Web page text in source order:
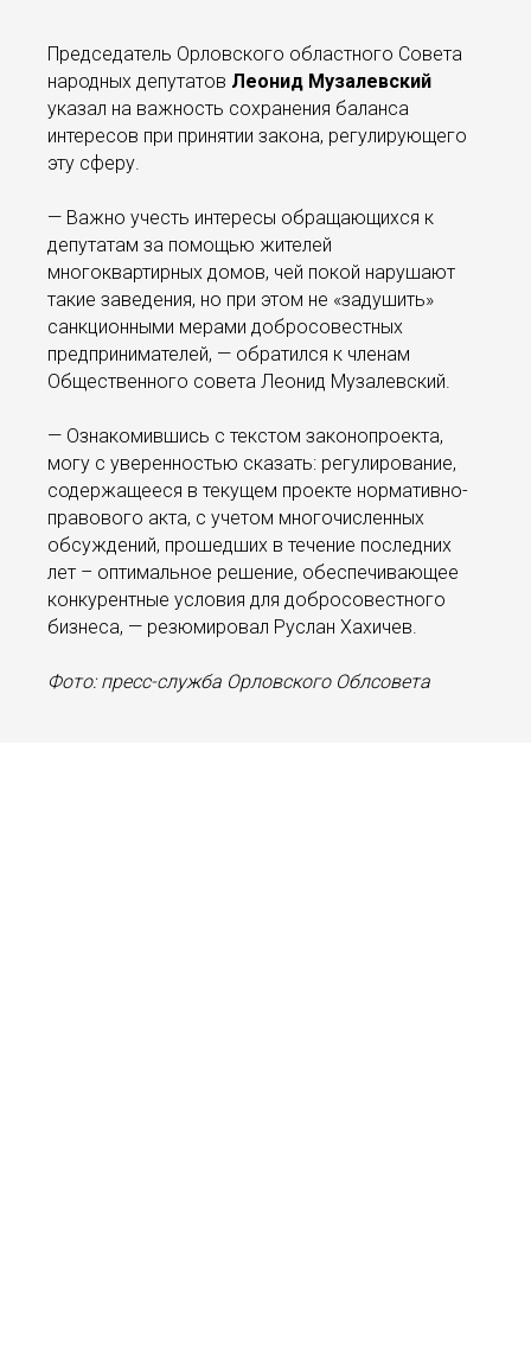
Председатель Орловского областного Совета
народных депутатов Леонид Музалевский
указал на важность сохранения баланса
интересов при принятии закона, регулирующего
эту сферу.
— Важно учесть интересы обращающихся к
депутатам за помощью жителей
многоквартирных домов, чей покой нарушают
такие заведения, но при этом не «задушить»
санкционными мерами добросовестных
предпринимателей, — обратился к членам
Общественного совета Леонид Музалевский.
— Ознакомившись с текстом законопроекта,
могу с уверенностью сказать: регулирование,
содержащееся в текущем проекте нормативно-
правового акта, с учетом многочисленных
обсуждений, прошедших в течение последних
лет – оптимальное решение, обеспечивающее
конкурентные условия для добросовестного
бизнеса, — резюмировал Руслан Хахичев.
Фото: пресс-служба Орловского Облсовета